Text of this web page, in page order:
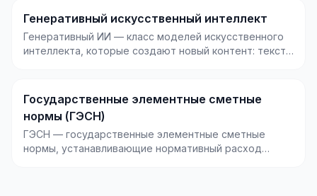
Генеративный искусственный интеллект
Генеративный ИИ — класс моделей искусственного
интеллекта, которые создают новый контент: текст,
Государственные элементные сметные
нормы (ГЭСН)
ГЭСН — государственные элементные сметные
нормы, устанавливающие нормативный расход